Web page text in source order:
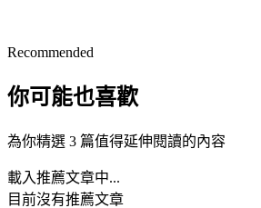
Recommended
你可能也喜歡
為你精選 3 篇值得延伸閱讀的內容
載入推薦文章中...
目前沒有推薦文章